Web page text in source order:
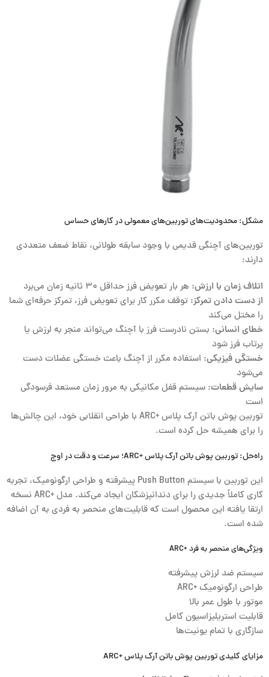
مشکل: محدودیت‌های توربین‌های معمولی در کارهای حساس
توربین‌های آچنگی قدیمی با وجود سابقه طولانی، نقاط ضعف متعددی
دارند:
اتلاف زمان با ارزش: هر بار تعویض فرز حداقل ۳۰ ثانیه زمان می‌برد
از دست دادن تمرکز: توقف مکرر کار برای تعویض فرز، تمرکز حرفه‌ای شما
را مختل می‌کند
خطای انسانی: بستن نادرست فرز با آچنگ می‌تواند منجر به لرزش یا
پرتاب فرز شود
خستگی فیزیکی: استفاده مکرر از آچنگ باعث خستگی عضلات دست
می‌شود
سایش قطعات: سیستم قفل مکانیکی به مرور زمان مستعد فرسودگی
است
توربین پوش باتن آرک پلاس +ARC با طراحی انقلابی خود، این چالش‌ها
را برای همیشه حل کرده است.
راه‌حل: توربین پوش باتن آرک پلاس +ARC؛ سرعت و دقت در اوج
این توربین با سیستم Push Button پیشرفته و طراحی ارگونومیک، تجربه
کاری کاملاً جدیدی را برای دندانپزشکان ایجاد می‌کند. مدل +ARC نسخه
ارتقا یافته این محصول است که قابلیت‌های منحصر به فردی به آن اضافه
شده است.
ویژگی‌های منحصر به فرد +ARC
سیستم ضد لرزش پیشرفته
طراحی ارگونومیک +ARC
موتور با طول عمر بالا
قابلیت استریلیزاسیون کامل
سازگاری با تمام یونیت‌ها
مزایای کلیدی توربین پوش باتن آرک پلاس +ARC